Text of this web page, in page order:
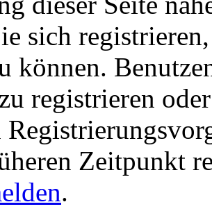
sich
können.
registrieren
Zeitpunkt
.